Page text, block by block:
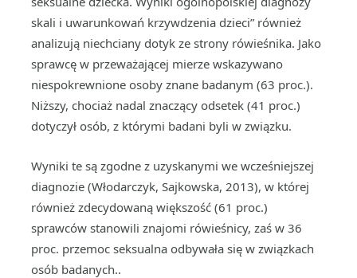
skali i uwarunkowań krzywdzenia dzieci” również
analizują niechciany dotyk ze strony rówieśnika. Jako
sprawcę w przeważającej mierze wskazywano
niespokrewnione osoby znane badanym (63 proc.).
Niższy, chociaż nadal znaczący odsetek (41 proc.)
dotyczył osób, z którymi badani byli w związku.
Wyniki te są zgodne z uzyskanymi we wcześniejszej
diagnozie (Włodarczyk, Sajkowska, 2013), w której
również zdecydowaną większość (61 proc.)
sprawców stanowili znajomi rówieśnicy, zaś w 36
proc. przemoc seksualna odbywała się w związkach
osób badanych..